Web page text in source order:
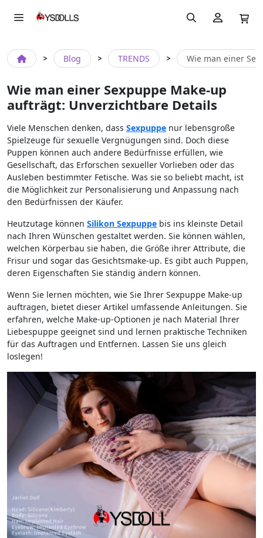
Blog TRENDS Wie man einer
Wie man einer Sexpuppe Make-up
aufträgt: Unverzichtbare Details
Viele Menschen denken, dass Sexpuppe nur lebensgroße
Spielzeuge für sexuelle Vergnügungen sind. Doch diese
Puppen können auch andere Bedürfnisse erfüllen, wie
Gesellschaft, das Erforschen sexueller Vorlieben oder das
Ausleben bestimmter Fetische. Was sie so beliebt macht, ist
die Möglichkeit zur Personalisierung und Anpassung nach
den Bedürfnissen der Käufer.
Heutzutage können Silikon Sexpuppe bis ins kleinste Detail
nach Ihren Wünschen gestaltet werden. Sie können wählen,
welchen Körperbau sie haben, die Größe ihrer Attribute, die
Frisur und sogar das Gesichtsmake-up. Es gibt auch Puppen,
deren Eigenschaften Sie ständig ändern können.
Wenn Sie lernen möchten, wie Sie Ihrer Sexpuppe Make-up
auftragen, bietet dieser Artikel umfassende Anleitungen. Sie
erfahren, welche Make-up-Optionen je nach Material Ihrer
Liebespuppe geeignet sind und lernen praktische Techniken
für das Auftragen und Entfernen. Lassen Sie uns gleich
loslegen!